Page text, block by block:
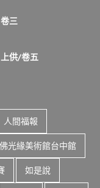
三
供/卷五
人間福報
佛光緣美術館台中館
如是說